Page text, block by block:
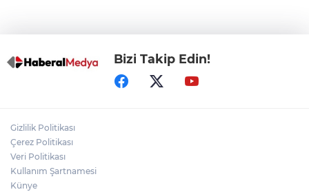
Bizi Takip Edin!
Gizlilik Politikası
Çerez Politikası
Veri Politikası
Kullanım Şartnamesi
Künye